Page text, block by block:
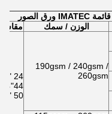
قائمة IMATEC ورق الصور
الوزن / سمك
190gsm / 240gsm /
260gsm
44"،
50 "، 60" x30m